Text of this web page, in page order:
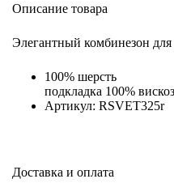
Описание товара
Элегантный комбинезон для
100% шерсть
подкладка 100%
Артикул: RSVET325r
Доставка и оплата